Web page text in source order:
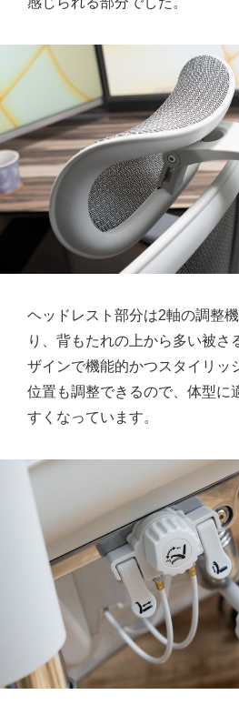
ヘッドレスト部分は2軸の調整
り、背もたれの上から多い被さ
ザインで機能的かつスタイリッ
位置も調整できるので、体型に
すくなっています。